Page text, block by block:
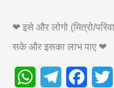
❤ इसे और लोगो (मित्रो/
सके और इसका लाभ पाए ❤
W